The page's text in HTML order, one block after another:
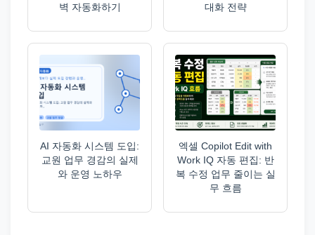
벽 자동화하기
대화 전략
AI 자동화 시스템 도입:
교원 업무 경감의 실제
와 운영 노하우
엑셀 Copilot Edit with
Work IQ 자동 편집: 반
복 수정 업무 줄이는 실
무 흐름